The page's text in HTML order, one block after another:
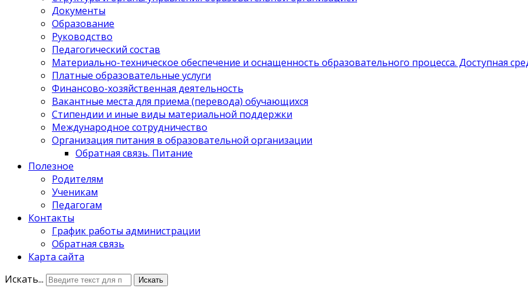
Документы
Образование
Руководство
Педагогический состав
Материально-техническое обеспечение и оснащенность образовательного процесса. Доступная
Платные образовательные услуги
Финансово-хозяйственная деятельность
Вакантные места для приема (перевода) обучающихся
Стипендии и иные виды материальной поддержки
Международное сотрудничество
Организация питания в образовательной организации
Обратная связь. Питание
Полезное
Родителям
Ученикам
Педагогам
Контакты
График работы администрации
Обратная связь
Карта сайта
Искать...
Искать